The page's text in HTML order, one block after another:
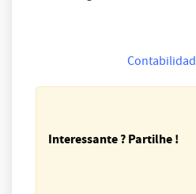
Interessante ? Partilhe !